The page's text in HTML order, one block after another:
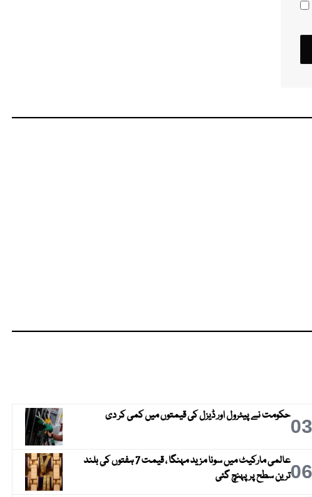
03حکومت نے پیٹرول اور ڈیزل کی قیمتوں میں کمی کر دی
06
عالمی مارکیٹ میں سونا مزید مہنگا ، قیمت 7 ہفتوں کی بلند
ترین سطح پر پہنچ گئی